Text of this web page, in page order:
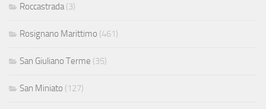
Roccastrada (3)
Rosignano Marittimo (461)
San Giuliano Terme (35)
San Miniato (127)